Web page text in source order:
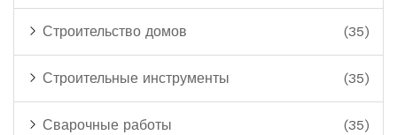
Строительство домов (35)
Строительные инструменты (35)
Сварочные работы (35)